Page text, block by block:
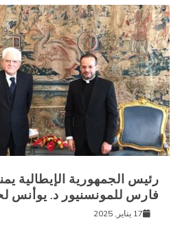
رئيس الجمهورية الإيطالية
فارس للمونسنيور د. يوأنس
17 يناير, 2025